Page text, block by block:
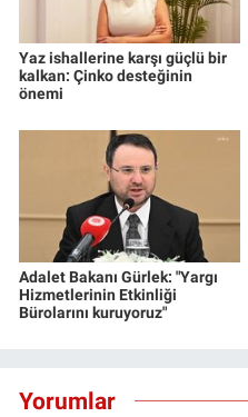
Yaz ishallerine karşı güçlü bir
kalkan: Çinko desteğinin
önemi
Adalet Bakanı Gürlek: "Yargı
Hizmetlerinin Etkinliği
Bürolarını kuruyoruz"
Yorumlar